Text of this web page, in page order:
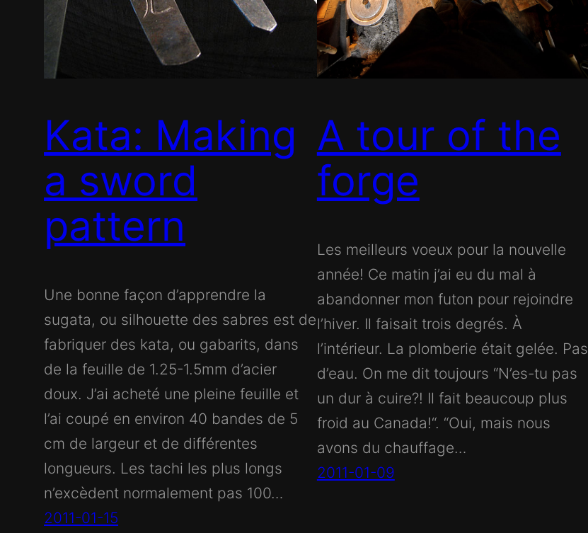
Kata: Making
a sword
pattern
Une bonne façon d’apprendre la
sugata, ou silhouette des sabres est de
fabriquer des kata, ou gabarits, dans
de la feuille de 1.25-1.5mm d’acier
doux. J’ai acheté une pleine feuille et
l’ai coupé en environ 40 bandes de 5
cm de largeur et de différentes
longueurs. Les tachi les plus longs
n’excèdent normalement pas 100…
2011-01-15
A tour of the
forge
Les meilleurs voeux pour la nouvelle
année! Ce matin j’ai eu du mal à
abandonner mon futon pour rejoindre
l’hiver. Il faisait trois degrés. À
l’intérieur. La plomberie était gelée. Pas
d’eau. On me dit toujours “N’es-tu pas
un dur à cuire?! Il fait beaucoup plus
froid au Canada!“. “Oui, mais nous
avons du chauffage…
2011-01-09